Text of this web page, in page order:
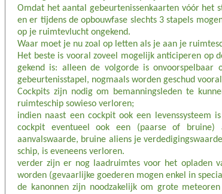
Omdat het aantal gebeurtenissenkaarten vóór het
en er tijdens de opbouwfase slechts 3 stapels
op je ruimtevlucht ongekend.
Waar moet je nu zoal op letten als je aan je
Het beste is vooral zoveel mogelijk anticiperen op
gekend is: alleen de volgorde is
gebeurtenisstapel, nogmaals worden geschud
Cockpits zijn nodig om bemanningsleden te
ruimteschip sowieso verloren;
indien naast een cockpit ook een levenssysteem
cockpit eventueel ook een (paarse of bruine)
aanvalswaarde, bruine aliens je
schip, is eveneens verloren.
verder zijn er nog laadruimtes voor het opladen
worden (gevaarlijke goederen mogen enkel in
de kanonnen zijn noodzakelijk om grote